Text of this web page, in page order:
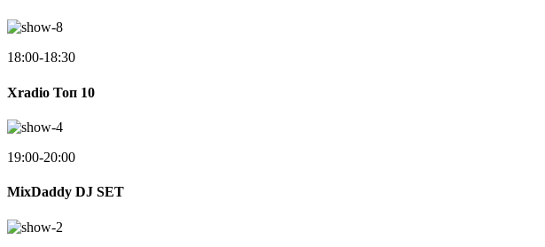
18:00-18:30
Xradio Топ 10
19:00-20:00
MixDaddy DJ SET